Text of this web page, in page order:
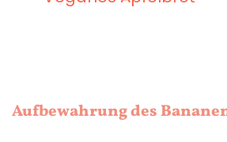
Aufbewahrung des